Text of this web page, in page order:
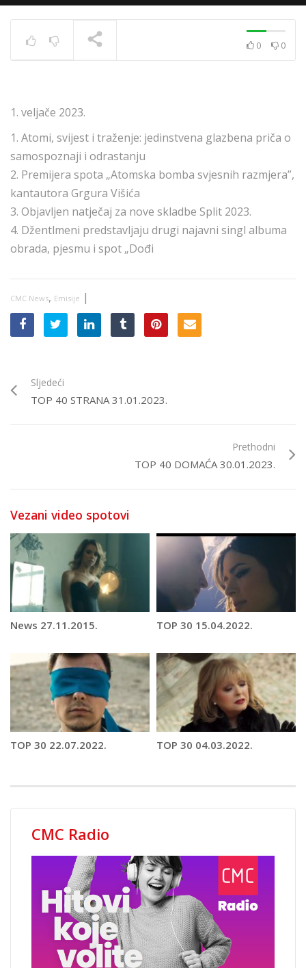
0 0
1. veljače 2023.
1. Atomi, svijest i traženje: jedinstvena glazbena priča o
samospoznaji i odrastanju
2. Premijera spota „Atomska bomba svjesnih razmjera”,
kantautora Grgura Višića
3. Objavljen natječaj za nove skladbe Split 2023.
4. Džentlmeni predstavljaju drugi najavni singl albuma
obrada, pjesmu i spot „Dođi
CMC News, Emisije |
Sljedeći
TOP 40 STRANA 31.01.2023.
Prethodni
TOP 40 DOMAĆA 30.01.2023.
Vezani video spotovi
News 27.11.2015. TOP 30 15.04.2022.
TOP 30 22.07.2022. TOP 30 04.03.2022.
CMC Radio